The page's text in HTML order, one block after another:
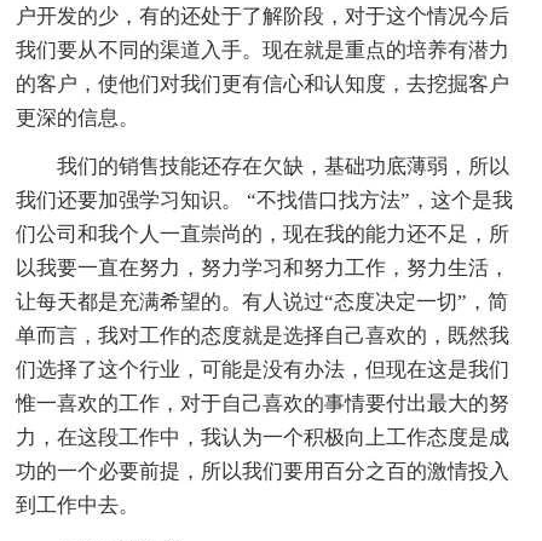
户开发的少，有的还处于了解阶段，对于这个情况今后
我们要从不同的渠道入手。现在就是重点的培养有潜力
的客户，使他们对我们更有信心和认知度，去挖掘客户
更深的信息。
我们的销售技能还存在欠缺，基础功底薄弱，所以
我们还要加强学习知识。 “不找借口找方法”，这个是我
们公司和我个人一直崇尚的，现在我的能力还不足，所
以我要一直在努力，努力学习和努力工作，努力生活，
让每天都是充满希望的。有人说过“态度决定一切”，简
单而言，我对工作的态度就是选择自己喜欢的，既然我
们选择了这个行业，可能是没有办法，但现在这是我们
惟一喜欢的工作，对于自己喜欢的事情要付出最大的努
力，在这段工作中，我认为一个积极向上工作态度是成
功的一个必要前提，所以我们要用百分之百的激情投入
到工作中去。